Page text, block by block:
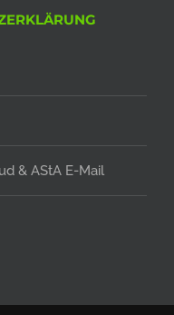
& AStA E-Mail